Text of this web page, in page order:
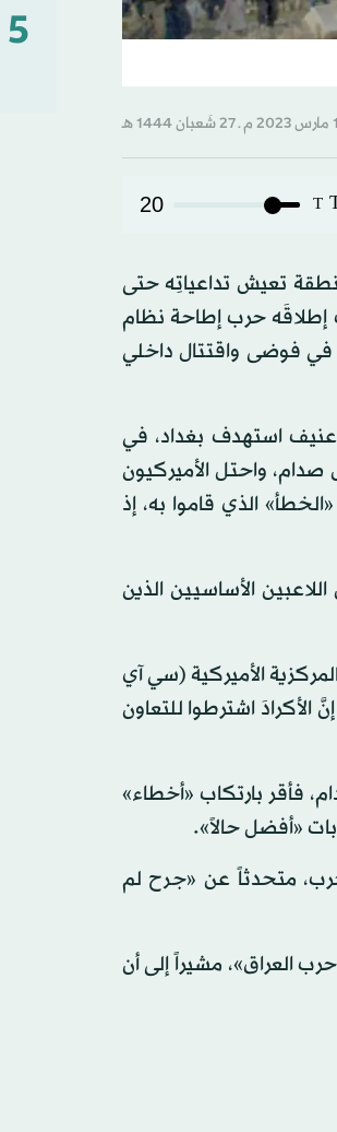
T
20
تعيش تداعياتِه حتى
إطلاقَه حرب إطاحة نظام
العراق في فوضى واقتتال داخلي
والترويع» ليلة 19 مارس (آذار) بقصفٍ عنيف استهدف بغداد، في
صدام، واحتل الأميركيون
الذي قاموا به، إذ
الأساسيين الذين
الأميركية (سي آي
ويقول إنَّ الأكرادَ اشترطوا للتعاون
فأقر بارتكاب «أخطاء»
«أفضل حالاً».
متحدثاً عن «جرح لم
العراق»، مشيراً إلى أن
5